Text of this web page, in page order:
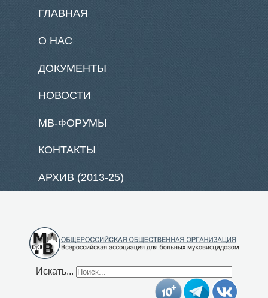
ГЛАВНАЯ
О НАС
ДОКУМЕНТЫ
НОВОСТИ
МВ-ФОРУМЫ
КОНТАКТЫ
АРХИВ (2013-25)
Искать...